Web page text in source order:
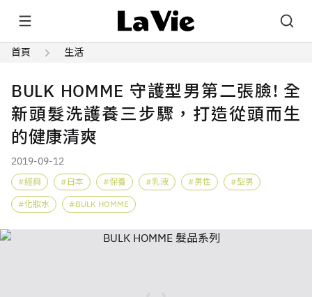
首頁 生活
BULK HOMME 守護型男第二張臉! 全
新頭髮洗護養三步驟，打造從頭而生
的健康清爽
2019-09-12
經典 日本 保養 乳液 男性 型男
化妝水 BULK HOMME